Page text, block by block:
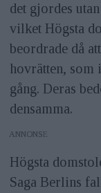
det gjordes
vilket Högsta
beordrade då
hovrätten, som
gång. Deras
densamma.
ANNONS
Högsta
Saga Berlins